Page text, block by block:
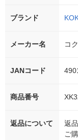
ブランド
メーカー名 コ
JANコード
商品番号
返品について
返
ご